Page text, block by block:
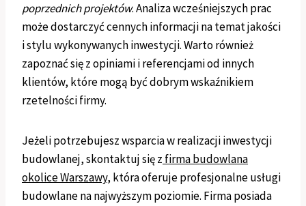
poprzednich projektów. Analiza wcześniejszych prac
może dostarczyć cennych informacji na temat jakości
i stylu wykonywanych inwestycji. Warto również
zapoznać się z opiniami i referencjami od innych
klientów, które mogą być dobrym wskaźnikiem
rzetelności firmy.
Jeżeli potrzebujesz wsparcia w realizacji inwestycji
budowlanej, skontaktuj się z firma budowlana
okolice Warszawy, która oferuje profesjonalne usługi
budowlane na najwyższym poziomie. Firma posiada